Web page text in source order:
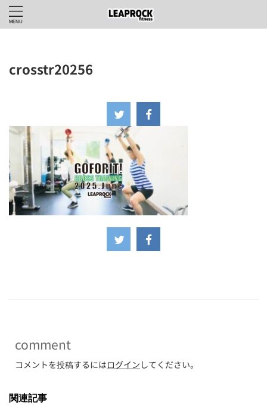
crosstr20256
comment
コメントを投稿するにはログイン してください。
関連記事